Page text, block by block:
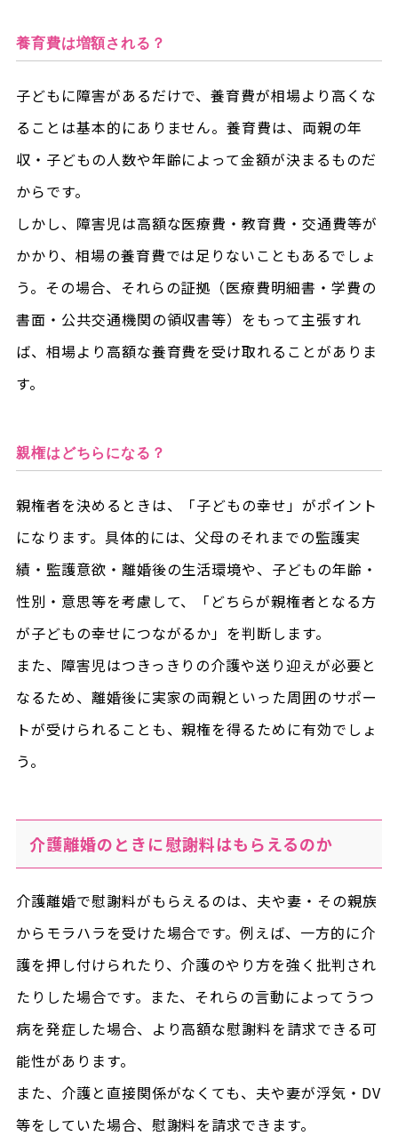
養育費は増額される？
子どもに障害があるだけで、養育費が相場より高くな
ることは基本的にありません。養育費は、両親の年
収・子どもの人数や年齢によって金額が決まるものだ
からです。
しかし、障害児は高額な医療費・教育費・交通費等が
かかり、相場の養育費では足りないこともあるでしょ
う。その場合、それらの証拠（医療費明細書・学費の
書面・公共交通機関の領収書等）をもって主張すれ
ば、相場より高額な養育費を受け取れることがありま
す。
親権はどちらになる？
親権者を決めるときは、「子どもの幸せ」がポイント
になります。具体的には、父母のそれまでの監護実
績・監護意欲・離婚後の生活環境や、子どもの年齢・
性別・意思等を考慮して、「どちらが親権者となる方
が子どもの幸せにつながるか」を判断します。
また、障害児はつきっきりの介護や送り迎えが必要と
なるため、離婚後に実家の両親といった周囲のサポー
トが受けられることも、親権を得るために有効でしょ
う。
介護離婚のときに慰謝料はもらえるのか
介護離婚で慰謝料がもらえるのは、夫や妻・その親族
からモラハラを受けた場合です。例えば、一方的に介
護を押し付けられたり、介護のやり方を強く批判され
たりした場合です。また、それらの言動によってうつ
病を発症した場合、より高額な慰謝料を請求できる可
能性があります。
また、介護と直接関係がなくても、夫や妻が浮気・DV
等をしていた場合、慰謝料を請求できます。